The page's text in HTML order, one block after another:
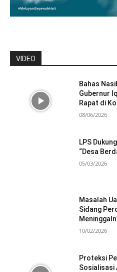
VIDEO
Bahas
Gubernur
Rapat di
08/06/2026
LPS
“Desa
05/03/2026
Masalah
Sidang
10/02/2026
Proteksi
Sosialisasi